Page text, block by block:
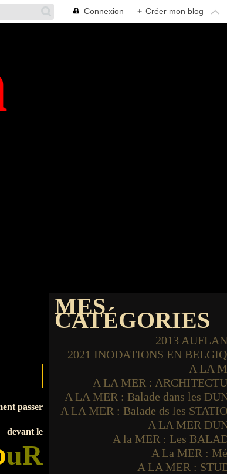
Connexion + Créer mon blog
passer
devant le
uR
MES
CATÉGORIES
2013
2021 INODATIONS EN
A LA
A LA MER :
A LA MER : Balade dans les
A LA MER : Balade ds les
A LA MER
A la MER : Les
A La MER :
A LA MER :